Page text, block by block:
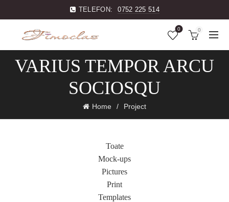
TELEFON: 0752 225 514
0 0
VARIUS TEMPOR ARCU
SOCIOSQU
Home Project
Toate
Mock-ups
Pictures
Print
Templates